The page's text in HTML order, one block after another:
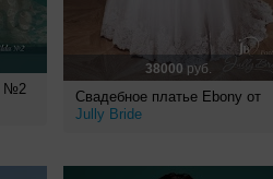
№2
38000 руб.
Свадебное платье Ebony от
Jully Bride